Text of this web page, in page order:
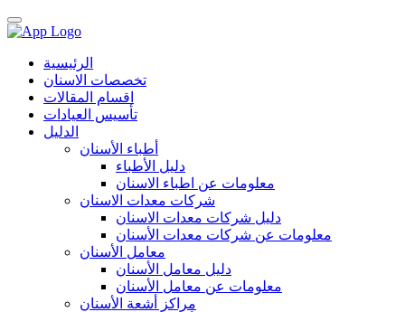
الرئيسية
تخصصات الاسنان
اقسام المقالات
تأسيس العيادات
الدليل
أطباء الأسنان
دليل الأطباء
معلومات عن اطباء الاسنان
شركات معدات الاسنان
دليل شركات معدات الاسنان
معلومات عن شركات معدات الأسنان
معامل الأسنان
دليل معامل الأسنان
معلومات عن معامل الأسنان
مراكز أشعة الأسنان